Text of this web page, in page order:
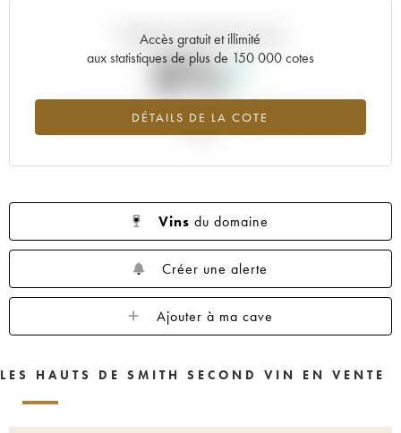
Accès gratuit et illimité
aux statistiques de plus de 150 000 cotes
DÉTAILS DE LA COTE
Tendance actuelle de la cote
0%
Tendance à la hausse du millésime 2010 en 2026 par rapport à
Vins du domaine
Créer une alerte
Ajouter à ma cave
LES HAUTS DE SMITH SECOND VIN EN VENTE